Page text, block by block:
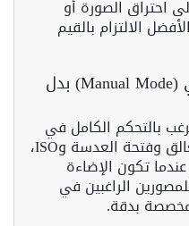
احتراق الصورة أو
الالتزام بالقيم
متى أستخدم الوضع اليدوي (Manual Mode) بدل
بالتحكم الكامل في
إعدادات الكاميرا مثل سرعة الغالق وفتحة العدسة وISO،
تكون الإضاءة
الراغبين في
مخصصة بدقة.